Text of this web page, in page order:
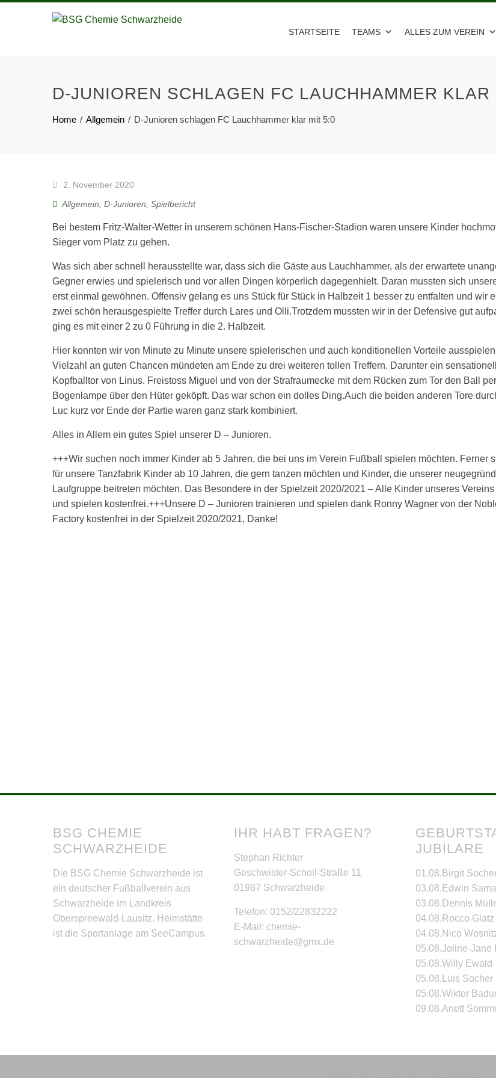
STARTSEITE TEAMS ALLES ZUM VEREIN
D-JUNIOREN SCHLAGEN FC LAUCHHAMMER KLAR
Home Allgemein D-Junioren schlagen FC Lauchhammer klar mit 5:0
2. November 2020
Allgemein D-Junioren Spielbericht
Bei bestem Fritz-Walter-Wetter in unserem schönen Hans-Fischer-Stadion waren unsere Kinder
Sieger vom Platz zu gehen.
Was sich aber schnell herausstellte war, dass sich die Gäste aus Lauchhammer, als der erwartete
Gegner erwies und spielerisch und vor allen Dingen körperlich dagegenhielt. Daran mussten sich
erst einmal gewöhnen. Offensiv gelang es uns Stück für Stück in Halbzeit 1 besser zu entfalten und wir
zwei schön herausgespielte Treffer durch Lares und Olli.Trotzdem mussten wir in der Defensive gut
ging es mit einer 2 zu 0 Führung in die 2. Halbzeit.
Hier konnten wir von Minute zu Minute unsere spielerischen und auch konditionellen Vorteile
Vielzahl an guten Chancen mündeten am Ende zu drei weiteren tollen Treffern. Darunter ein
Kopfballtor von Linus. Freistoss Miguel und von der Strafraumecke mit dem Rücken zum Tor den Ball per
Bogenlampe über den Hüter geköpft. Das war schon ein dolles Ding.Auch die beiden anderen Tore
Luc kurz vor Ende der Partie waren ganz stark kombiniert.
Alles in Allem ein gutes Spiel unserer D – Junioren.
+++Wir suchen noch immer Kinder ab 5 Jahren, die bei uns im Verein Fußball spielen möchten. Ferner
für unsere Tanzfabrik Kinder ab 10 Jahren, die gern tanzen möchten und Kinder, die unserer
Laufgruppe beitreten möchten. Das Besondere in der Spielzeit 2020/2021 – Alle Kinder unseres
und spielen kostenfrei.+++Unsere D – Junioren trainieren und spielen dank Ronny Wagner von der
Factory kostenfrei in der Spielzeit 2020/2021, Danke!
BSG CHEMIE
SCHWARZHEIDE
Die BSG Chemie Schwarzheide ist
ein deutscher Fußballverein aus
Schwarzheide im Landkreis
Oberspreewald-Lausitz. Heimstätte
ist die Sportanlage am SeeCampus.
IHR HABT FRAGEN?
Stephan Richter
Geschwister-Scholl-Straße 11
01987 Schwarzheide
Telefon: 0152/22832222
E-Mail: chemie-
schwarzheide@gmx.de
JUBILARE
01.08. Birgit
03.08. Edwin
03.08. Dennis
04.08. Rocco Glatz
04.08.Nico
05.08.Joline-Jane
05.08.Willy Ewald
05.08. Luis Socher
05.08.Wiktor
09.08.Anett